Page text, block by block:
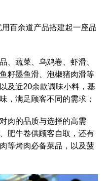
百余道产品搭建起一座品
、蔬菜、乌鸡卷、虾滑、
籽墨鱼滑、泡椒猪肉滑等
及近20余款调味小料，基
，满足顾客不同的需求；
肉的品质与选择的高需
肥牛卷供顾客自取，还有
等烤肉必备菜品，以及菠